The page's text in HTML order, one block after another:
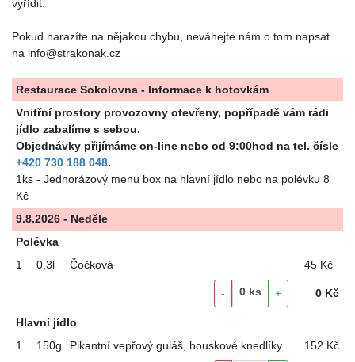
vyřídit.
Pokud narazíte na nějakou chybu, neváhejte nám o tom napsat
na info@strakonak.cz
Restaurace Sokolovna - Informace k hotovkám
Vnitřní prostory provozovny otevřeny, popřípadě vám rádi
jídlo zabalíme s sebou.
Objednávky přijímáme on-line nebo od 9:00hod na tel. čísle
+420 730 188 048.
1ks - Jednorázový menu box na hlavní jídlo nebo na polévku 8
Kč
9.8.2026 - Neděle
Polévka
1
0,3l Čočková 45 Kč
- 0 ks + 0 Kč
Hlavní jídlo
1
150g Pikantní vepřový guláš, houskové knedlíky 152 Kč